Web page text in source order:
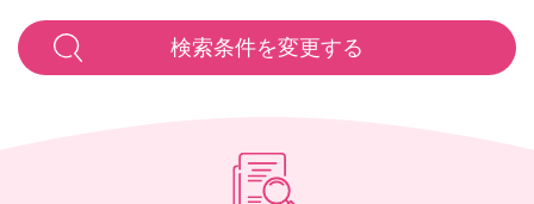
検索条件を変更する